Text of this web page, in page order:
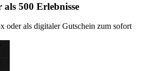
500 Erlebnisse
oder als digitaler Gutschein zum sofort